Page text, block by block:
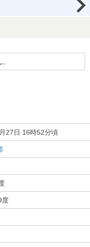
27日 16時52分頃
度